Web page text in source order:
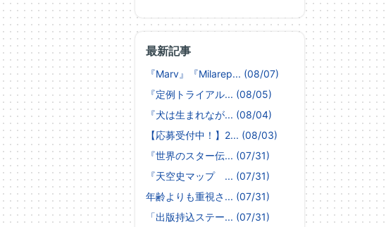
最新記事
『Marv』『Milarep... (08/07)
『定例トライアル... (08/05)
『犬は生まれなが... (08/04)
【応募受付中！】2... (08/03)
『世界のスター伝... (07/31)
『天空史マップ ... (07/31)
年齢よりも重視さ... (07/31)
「出版持込ステー... (07/31)